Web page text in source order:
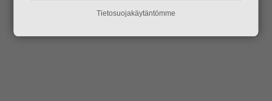
Tietosuojakäytäntömme